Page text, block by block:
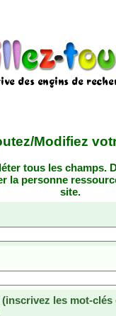
Modifiez
tous les champs.
la personne
site.
(inscrivez les mot-